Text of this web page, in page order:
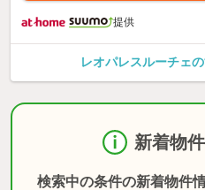
提供
レオパレスルーチェ
新着物
検索中の条件の新着物件